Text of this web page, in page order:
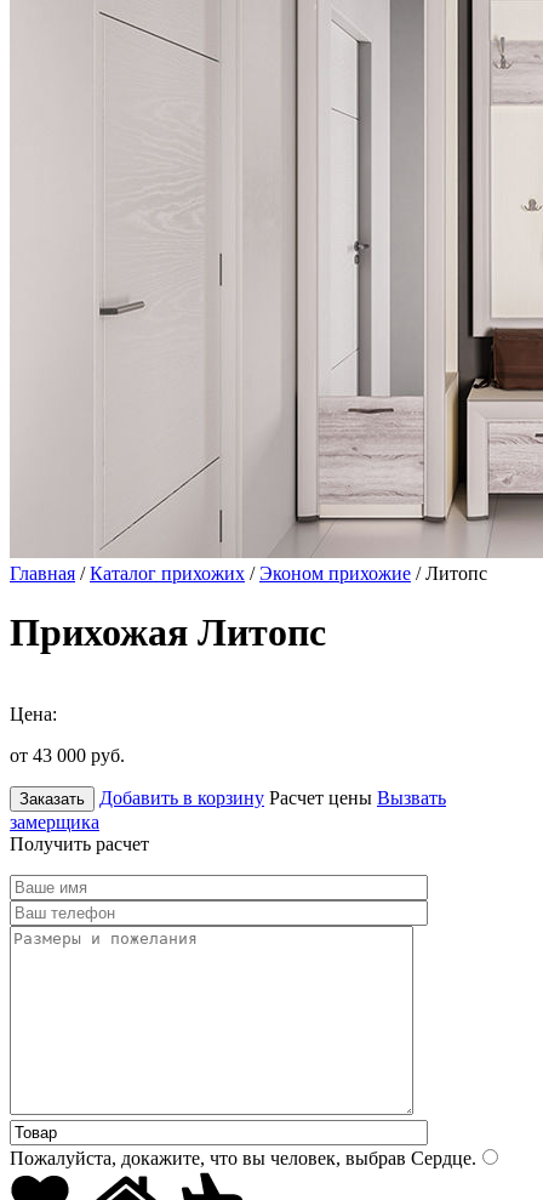
Главная /Каталог прихожих /Эконом прихожие / Литопс
Прихожая Литопс
Цена:
от 43 000 руб.
Заказать Добавить в корзину Расчет цены Вызвать
замерщика
Получить расчет
Пожалуйста, докажите, что вы человек, выбрав Сердце.